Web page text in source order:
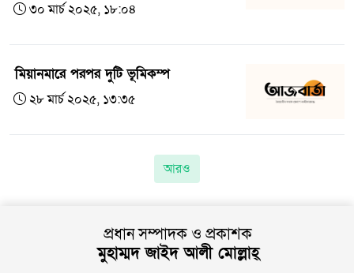
৩০ মার্চ ২০২৫, ১৮:০৪
মিয়ানমারে পরপর দুটি ভূমিকম্প
২৮ মার্চ ২০২৫, ১৩:৩৫
আরও
প্রধান সম্পাদক ও প্রকাশক
মুহাম্মদ জাইদ আলী মোল্লাহ্